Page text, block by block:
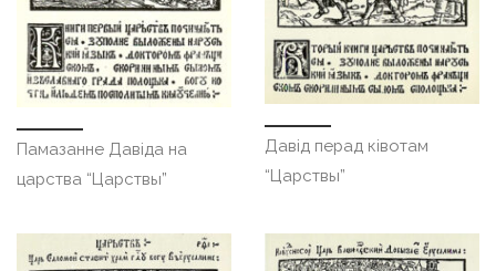
Памазанне Давіда на
царства “Царствы”
Давід перад ківотам
“Царствы”